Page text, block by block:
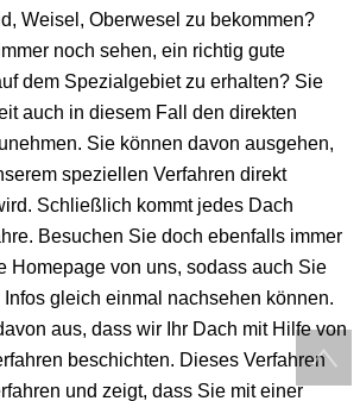
Weisel, Oberwesel zu bekommen?
noch sehen, ein richtig gute
dem Spezialgebiet zu erhalten? Sie
auch in diesem Fall den direkten
Sie können davon ausgehen,
speziellen Verfahren direkt
Schließlich kommt jedes Dach
Besuchen Sie doch ebenfalls immer
Homepage von uns, sodass auch Sie
gleich einmal nachsehen können.
aus, dass wir Ihr Dach mit Hilfe von
beschichten. Dieses Verfahren
und zeigt, dass Sie mit einer